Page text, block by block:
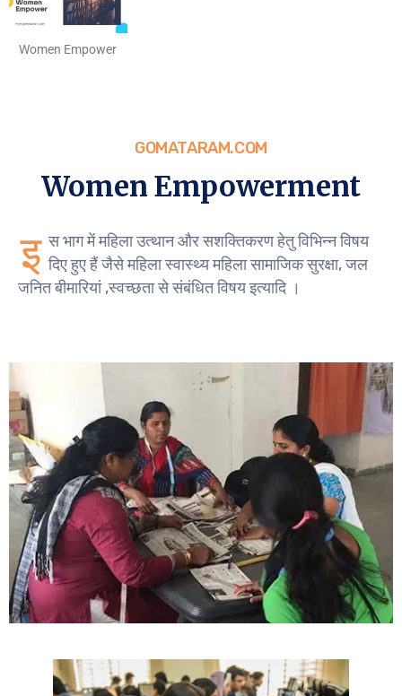
Women Empower
GOMATARAM.COM
Women Empowerment
इ स भाग में महिला उत्थान और सशक्तिकरण हेतु विभिन्न विषय
दिए हुए हैं जैसे महिला स्वास्थ्य महिला सामाजिक सुरक्षा, जल
जनित बीमारियां ,स्वच्छता से संबंधित विषय इत्यादि ।